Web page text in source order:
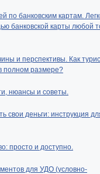
по банковским картам.
банковской карты любой
и перспективы. Как
полном размере?
нюансы и советы.
свои деньги: инструкция
просто и доступно.
для УДО (условно-